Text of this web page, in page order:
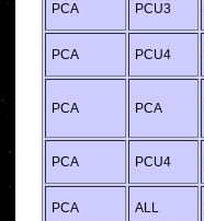
PCA PCU3
PCA PCU4
PCA PCA
PCA PCU4
PCA ALL